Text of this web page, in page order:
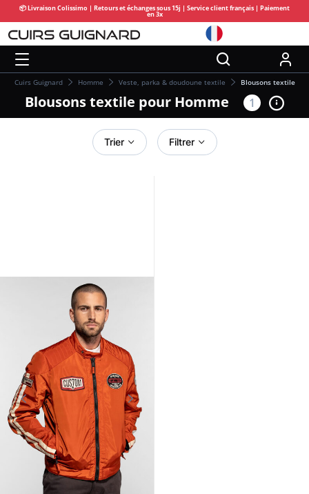
📦 Livraison Colissimo | Retours et échanges sous 15j | Service client français | Paiement
en 3x
Cuirs Guignard Homme Veste, parka & doudoune textile Blousons textile
Blousons textile pour Homme 1
Trier Filtrer